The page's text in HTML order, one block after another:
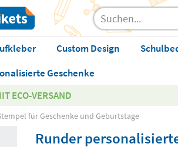
Custom Design
Geschenke
ECO-VERSAND
für Geschenke und Geburtstage
Runder